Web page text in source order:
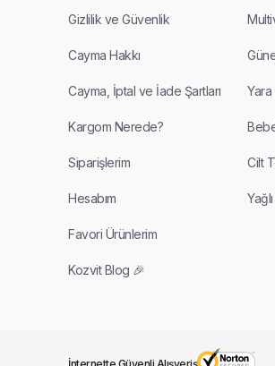
Gizlilik ve Güvenlik
Cayma Hakkı
Cayma, İptal ve İade Şartları
Kargom Nerede?
Siparişlerim
Hesabım
Favori Ürünlerim
Kozvit Blog 🎉
Cilt